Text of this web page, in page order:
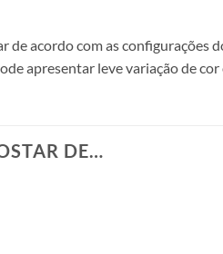
de acordo com as configurações
apresentar leve variação de cor
DE…